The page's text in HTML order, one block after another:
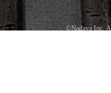
©Nadaya Inc.